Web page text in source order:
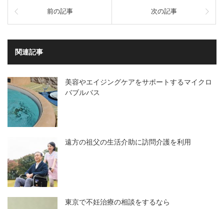
前の記事 次の記事
関連記事
美容やエイジングケアをサポートするマイクロ
バブルバス
遠方の祖父の生活介助に訪問介護を利用
東京で不妊治療の相談をするなら